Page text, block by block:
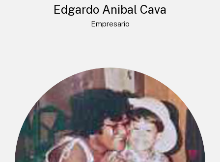
Edgardo Anibal Cava
Empresario